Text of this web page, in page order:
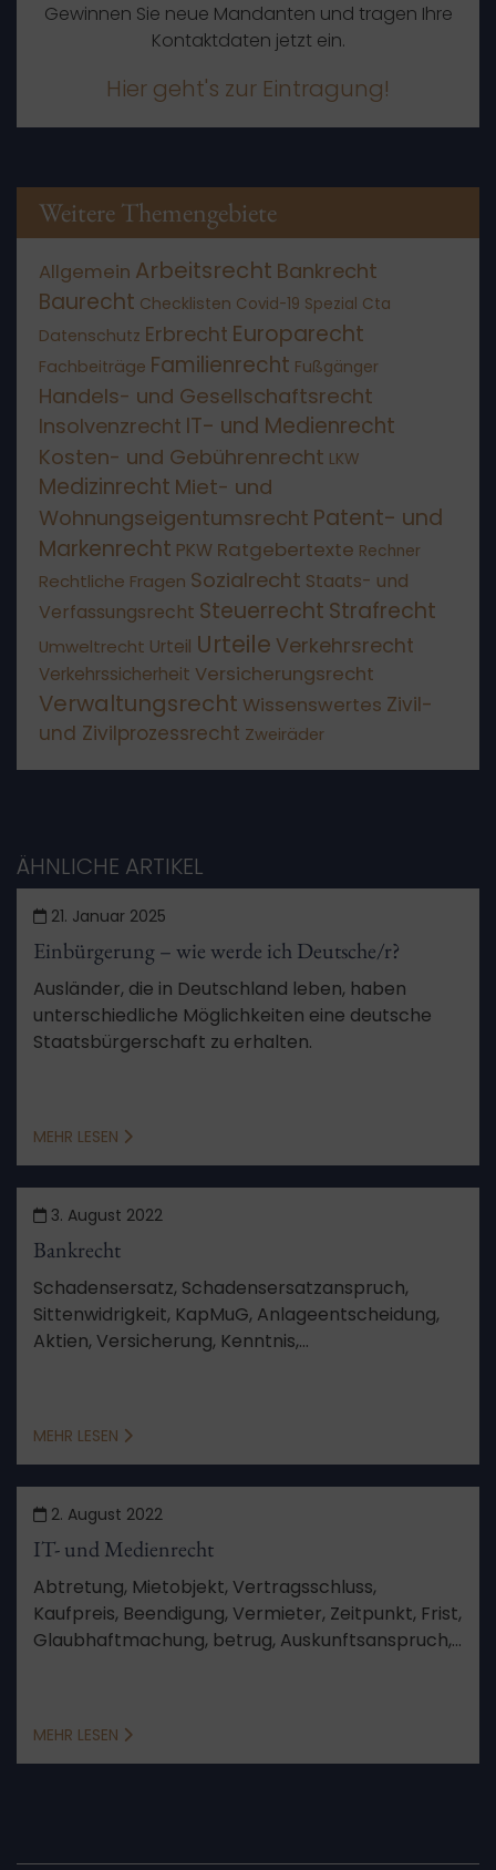
Gewinnen Sie neue Mandanten und tragen Ihre
Kontaktdaten jetzt ein.
Hier geht's zur Eintragung!
Weitere Themengebiete
Allgemein Arbeitsrecht Bankrecht
Baurecht Checklisten Covid-19 Spezial Cta
Datenschutz Erbrecht Europarecht
Fachbeiträge Familienrecht Fußgänger
Handels- und Gesellschaftsrecht
Insolvenzrecht IT- und Medienrecht
Kosten- und Gebührenrecht LKW
Medizinrecht Miet- und
Wohnungseigentumsrecht Patent- und
Markenrecht PKW Ratgebertexte Rechner
Rechtliche Fragen Sozialrecht Staats- und
Verfassungsrecht Steuerrecht Strafrecht
Umweltrecht Urteil Urteile Verkehrsrecht
Verkehrssicherheit Versicherungsrecht
Verwaltungsrecht Wissenswertes Zivil-
und Zivilprozessrecht Zweiräder
ÄHNLICHE ARTIKEL
21. Januar 2025
Einbürgerung – wie werde ich Deutsche/r?
Ausländer, die in Deutschland leben, haben
unterschiedliche Möglichkeiten eine deutsche
Staatsbürgerschaft zu erhalten.
MEHR LESEN
3. August 2022
Bankrecht
Schadensersatz, Schadensersatzanspruch,
Sittenwidrigkeit, KapMuG, Anlageentscheidung,
Aktien, Versicherung, Kenntnis,
MEHR LESEN
2. August 2022
IT- und Medienrecht
Abtretung, Mietobjekt, Vertragsschluss,
Kaufpreis, Beendigung, Vermieter, Zeitpunkt, Frist,
Glaubhaftmachung, betrug, Auskunftsanspruch,
MEHR LESEN